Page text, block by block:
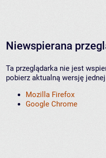
Niewspierana
Ta przeglądarka nie jest
pobierz aktualną wersję
Mozilla Firefox
Google Chrome